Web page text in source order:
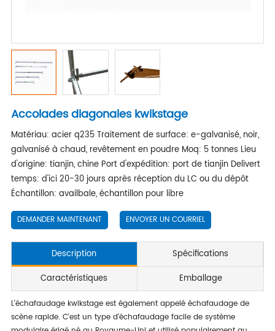
Accolades diagonales kwikstage
Matériau: acier q235 Traitement de surface: e-galvanisé, noir,
galvanisé à chaud, revêtement en poudre Moq: 5 tonnes Lieu
d'origine: tianjin, chine Port d'expédition: port de tianjin Delivert
temps: d'ici 20-30 jours après réception du LC ou du dépôt
Échantillon: availbale, échantillon pour libre
DEMANDER MAINTENANT ENVOYER UN COURRIEL
Description
Spécifications
Caractéristiques
Emballage
L'échafaudage kwikstage est également appelé échafaudage de
scène rapide. C'est un type d'échafaudage facile de système